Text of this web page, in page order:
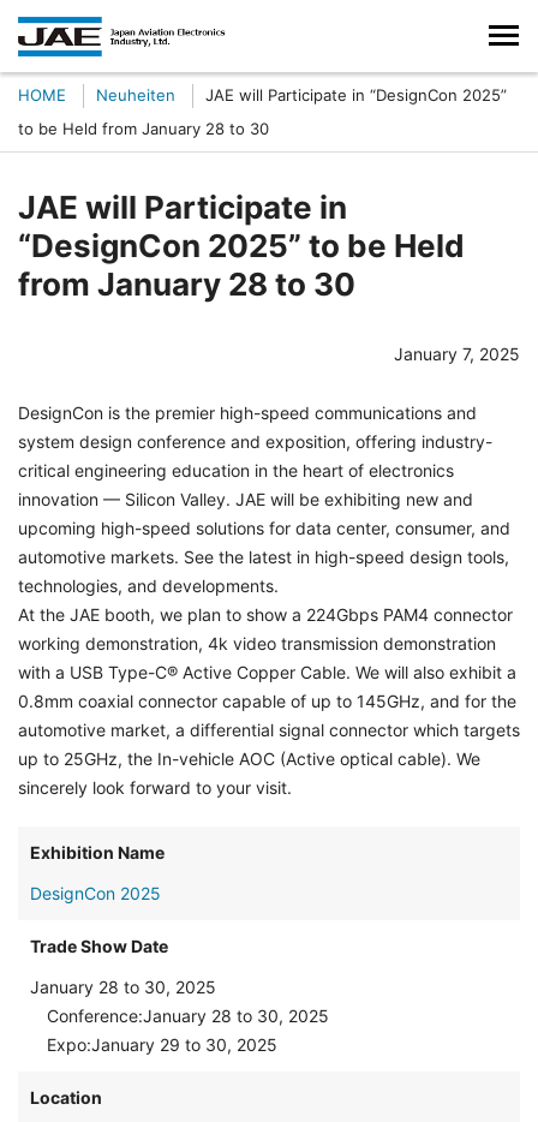
HOME Neuheiten
JAE will Participate in “DesignCon 2025”
to be Held from January 28 to 30
JAE will Participate in
“DesignCon 2025” to be Held
from January 28 to 30
January 7, 2025
DesignCon is the premier high-speed communications and
system design conference and exposition, offering industry-
critical engineering education in the heart of electronics
innovation — Silicon Valley. JAE will be exhibiting new and
upcoming high-speed solutions for data center, consumer, and
automotive markets. See the latest in high-speed design tools,
technologies, and developments.
At the JAE booth, we plan to show a 224Gbps PAM4 connector
working demonstration, 4k video transmission demonstration
with a USB Type-C® Active Copper Cable. We will also exhibit a
0.8mm coaxial connector capable of up to 145GHz, and for the
automotive market, a differential signal connector which targets
up to 25GHz, the In-vehicle AOC (Active optical cable). We
sincerely look forward to your visit.
Exhibition Name
DesignCon 2025
Trade Show Date
January 28 to 30, 2025
Conference:January 28 to 30, 2025
Expo:January 29 to 30, 2025
Location